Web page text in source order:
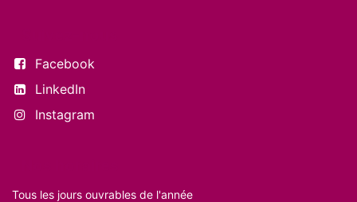
Facebook
LinkedIn
Instagram
Tous les jours ouvrables de l'année